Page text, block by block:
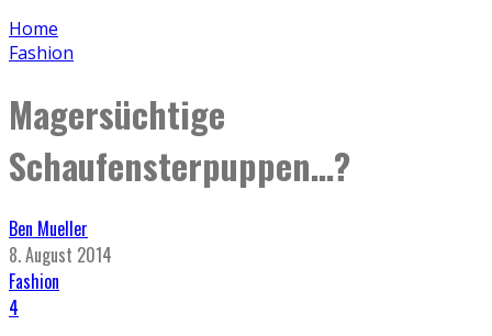
Home
Fashion
Magersüchtige
Schaufensterpuppen…?
Ben Mueller
8. August 2014
Fashion
4